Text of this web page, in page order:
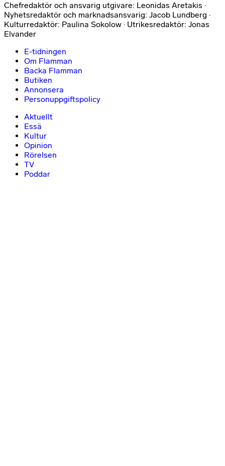
Chefredaktör och ansvarig utgivare: Leonidas Aretakis ·
Nyhetsredaktör och marknadsansvarig: Jacob Lundberg ·
Kulturredaktör: Paulina Sokolow · Utrikesredaktör: Jonas
Elvander
E-tidningen
Om Flamman
Backa Flamman
Butiken
Annonsera
Personuppgiftspolicy
Aktuellt
Essä
Kultur
Opinion
Rörelsen
TV
Poddar